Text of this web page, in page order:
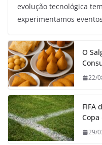
evolução tecnológica
experimentamos
O
22/
FIFA
29/